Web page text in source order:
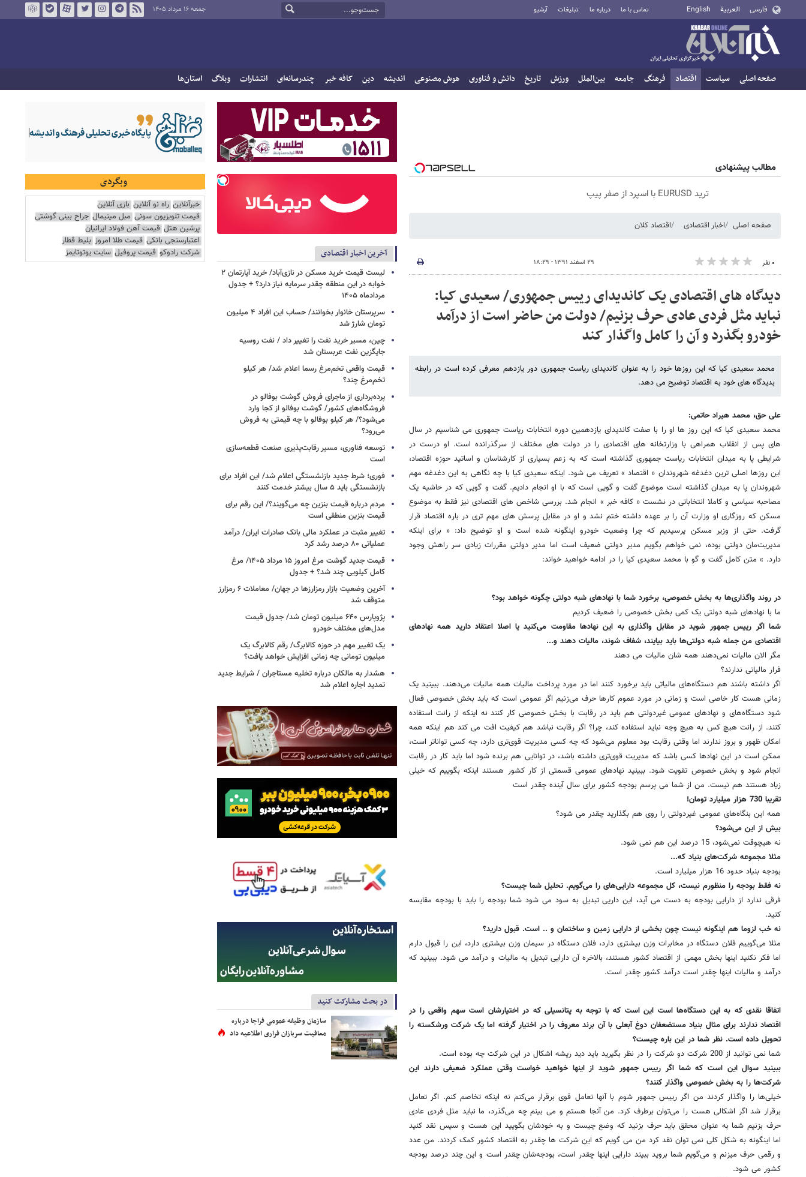
فارسی العربية English تماس با ما درباره ما تبلیغات آرشیو جمعه ۱۶ مرداد ۱۴۰۵
صفحه اصلی سیاست اقتصاد فرهنگ جامعه بین‌الملل ورزش تاریخ دانش و فناوری هوش مصنوعی اندیشه دین کافه خبر چندرسانه‌ای انتشارات وبلاگ استان‌ها
مطالب پیشنهادی
ترید EURUSD با اسپرد از صفر پیپ
صفحه اصلی اخبار اقتصادی اقتصاد کلان
۰ نفر ۲۹ اسفند ۱۳۹۱ - ۱۸:۲۹
دیدگاه های اقتصادی یک کاندیدای رییس جمهوری/ سعیدی کیا:
نباید مثل فردی عادی حرف بزنیم/ دولت من حاضر است از درآمد
خودرو بگذرد و آن را کامل واگذار کند
محمد سعیدی کیا که این روزها خود را به عنوان کاندیدای ریاست جمهوری دور یازدهم معرفی کرده است در رابطه
بدیدگاه های خود به اقتصاد توضیح می دهد.
علی حق، محمد هیراد حاتمی:
محمد سعیدی کیا که این روز ها او را با صفت کاندیدای یازدهمین دوره انتخابات ریاست جمهوری می شناسیم در سال
های پس از انقلاب همراهی با وزارتخانه های اقتصادی را در دولت های مختلف از سرگذرانده است. او درست در
شرایطی پا به میدان انتخابات ریاست جمهوری گذاشته است که به زعم بسیاری از کارشناسان و اساتید حوزه اقتصاد،
این روزها اصلی ترین دغدغه شهروندان « اقتصاد » تعریف می شود. اینکه سعیدی کیا با چه نگاهی به این دغدغه مهم
شهروندان پا به میدان گذاشته است موضوع گفت و گویی است که با او انجام دادیم. گفت و گویی که در حاشیه یک
مصاحبه سیاسی و کاملا انتخاباتی در نشست « کافه خبر » انجام شد. بررسی شاخص های اقتصادی نیز فقط به موضوع
مسکن که روزگاری او وزارت آن را بر عهده داشته ختم نشد و او در مقابل پرسش های مهم تری در باره اقتصاد قرار
گرفت. حتی از وزیر مسکن پرسیدیم که چرا وضعیت خودرو اینگونه شده است و او توضیح داد: « برای اینکه
مدیریت‌مان دولتی بوده، نمی خواهم بگویم مدیر دولتی ضعیف است اما مدیر دولتی مقررات زیادی سر راهش وجود
دارد. » متن کامل گفت و گو با محمد سعیدی کیا را در ادامه خواهید خواند:
در روند واگذاری‌ها به بخش خصوصی، برخورد شما با نهادهای شبه دولتی چگونه خواهد بود؟
ما با نهادهای شبه دولتی یک کمی بخش خصوصی را ضعیف کردیم
شما اگر رییس جمهور شوید در مقابل واگذاری به این نهادها مقاومت می‌کنید یا اصلا اعتقاد دارید همه نهادهای
اقتصادی من جمله شبه دولتی‌ها باید بیایند، شفاف شوند، مالیات دهند و...
مگر الان مالیات نمی‌دهند همه شان مالیات می دهند
فرار مالیاتی ندارند؟
اگر داشته باشند هم دستگاه‌های مالیاتی باید برخورد کنند اما در مورد پرداخت مالیات همه مالیات می‌دهند. ببینید یک
زمانی هست کار خاصی است و زمانی در مورد عموم کارها حرف می‌زنیم اگر عمومی است که باید بخش خصوصی فعال
شود دستگاه‌های و نهادهای عمومی غیردولتی هم باید در رقابت با بخش خصوصی کار کنند نه اینکه از رانت استفاده
کنند. از رانت هیچ کس به هیچ وجه نباید استفاده کند، چرا؟ اگر رقابت نباشد هم کیفیت افت می کند هم اینکه همه
امکان ظهور و بروز ندارند اما وقتی رقابت بود معلوم می‌شود که چه کسی مدیریت قوی‌تری دارد، چه کسی تواناتر است،
ممکن است در این نهادها کسی باشد که مدیریت قوی‌تری داشته باشد، در توانایی هم برنده شود اما باید کار در رقابت
انجام شود و بخش خصوص تقویت شود. ببینید نهادهای عمومی قسمتی از کار کشور هستند اینکه بگوییم که خیلی
زیاد هستند هم نیست. من از شما می پرسم بودجه کشور برای سال آینده چقدر است
تقریبا 730 هزار میلیارد تومان!
همه این بنگاه‌های عمومی غیردولتی را روی هم بگذارید چقدر می شود؟
بیش از این می‌شود؟
نه هیچوقت نمی‌شود، 15 درصد این هم نمی شود.
مثلا مجموعه شرکت‌های بنیاد که...
بودجه بنیاد حدود 16 هزار میلیارد است.
نه فقط بودجه را منظورم نیست، کل مجموعه دارایی‌های را می‌گویم. تحلیل شما چیست؟
فرقی ندارد از دارایی بودجه به دست می آید، این داریی تبدیل به سود می شود شما بودجه را باید با بودجه مقایسه
کنید.
نه خب لزوما هم اینگونه نیست چون بخشی از دارایی زمین و ساختمان و .. است. قبول دارید؟
مثلا می‌گوییم فلان دستگاه در مخابرات وزن بیشتری دارد، فلان دستگاه در سیمان وزن بیشتری دارد، این را قبول دارم
اما فکر نکنید اینها بخش مهمی از اقتصاد کشور هستند، بالاخره آن دارایی تبدیل به مالیات و درآمد می شود. ببینید که
درآمد و مالیات اینها چقدر است درآمد کشور چقدر است.
اتفاقا نقدی که به این دستگاه‌ها است این است که با توجه به پتانسیلی که در اختیارشان است سهم واقعی را در
اقتصاد ندارند برای مثال بنیاد مستضعفان دوغ آبعلی با آن برند معروف را در اختیار گرفته اما یک شرکت ورشکسته را
تحویل داده است. نظر شما در این باره چیست؟
شما نمی توانید از 200 شرکت دو شرکت را در نظر بگیرید باید دید ریشه اشکال در این شرکت چه بوده است.
ببینید سوال این است که شما اگر رییس جمهور شوید از اینها خواهید خواست وقتی عملکرد ضعیفی دارند این
شرکت‌ها را به بخش خصوصی واگذار کنند؟
خیلی‌ها را واگذار کردند من اگر رییس جمهور شوم با آنها تعامل قوی برقرار می‌کنم نه اینکه تخاصم کنم. اگر تعامل
برقرار شد اگر اشکالی هست را می‌توان برطرف کرد. من آنجا هستم و می بینم چه می‌گذرد، ما نباید مثل فردی عادی
حرف بزنیم شما به عنوان محقق باید حرف بزنید که وضع چیست و به خودشان بگویید این هست و سپس نقد کنید
اما اینگونه به شکل کلی نمی توان نقد کرد من می گویم که این شرکت ها چقدر به اقتصاد کشور کمک کردند. من عدد
و رقمی حرف میزنم و می‌گویم شما بروید ببیند دارایی اینها چقدر است، بودجه‌شان چقدر است و این چند درصد بودجه
کشور می شود.
آخرین اخبار اقتصادی
لیست قیمت خرید مسکن در نازی‌آباد/ خرید آپارتمان ۲
خوابه در این منطقه چقدر سرمایه نیاز دارد؟ + جدول
مردادماه ۱۴۰۵
سرپرستان خانوار بخوانند/ حساب این افراد ۴ میلیون
تومان شارژ شد
چین، مسیر خرید نفت را تغییر داد / نفت روسیه
جایگزین نفت عربستان شد
قیمت واقعی تخم‌مرغ رسما اعلام شد/ هر کیلو
تخم‌مرغ چند؟
پرده‌برداری از ماجرای فروش گوشت بوفالو در
فروشگاه‌های کشور/ گوشت بوفالو از کجا وارد
می‌شود؟/ هر کیلو بوفالو با چه قیمتی به فروش
می‌رود؟
توسعه فناوری، مسیر رقابت‌پذیری صنعت قطعه‌سازی
است
فوری؛ شرط جدید بازنشستگی اعلام شد/ این افراد برای
بازنشستگی باید ۵ سال بیشتر خدمت کنند
مردم درباره قیمت بنزین چه می‌گویند؟/ این رقم برای
قیمت بنزین منطقی است
تغییر مثبت در عملکرد مالی بانک صادرات ایران/ درآمد
عملیاتی ۸۰ درصد رشد کرد
قیمت جدید گوشت مرغ امروز ۱۵ مرداد ۱۴۰۵/ مرغ
کامل کیلویی چند شد؟ + جدول
آخرین وضعیت بازار رمزارزها در جهان/ معاملات ۶ رمزارز
متوقف شد
پژوپارس ۶۴۰ میلیون تومان شد/ جدول قیمت
مدل‌های مختلف خودرو
یک تغییر مهم در حوزه کالابرگ/ رقم کالابرگ یک
میلیون تومانی چه زمانی افزایش خواهد یافت؟
هشدار به مالکان درباره تخلیه مستاجران / شرایط جدید
تمدید اجاره اعلام شد
در بحث مشارکت کنید
سازمان وظیفه عمومی فراجا درباره
معافیت سربازان فراری اطلاعیه داد
وبگردی
خبرآنلاین راه نو آنلاین بازی آنلاین
قیمت تلویزیون سونی مبل مینیمال جراح بینی گوشتی
پرشین هتل قیمت آهن فولاد ایرانیان
اعتبارسنجی بانکی قیمت طلا امروز بلیط قطار
شرکت رادوکو قیمت پروفیل سایت یوتوتایمز